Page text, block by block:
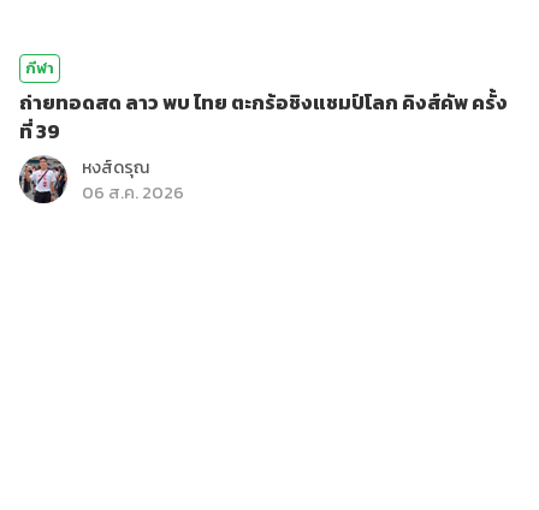
กีฬา
ถ่ายทอดสด ลาว พบ ไทย ตะกร้อชิงแชมป์โลก คิงส์คัพ ครั้ง
ที่ 39
หงส์ดรุณ
06 ส.ค. 2026